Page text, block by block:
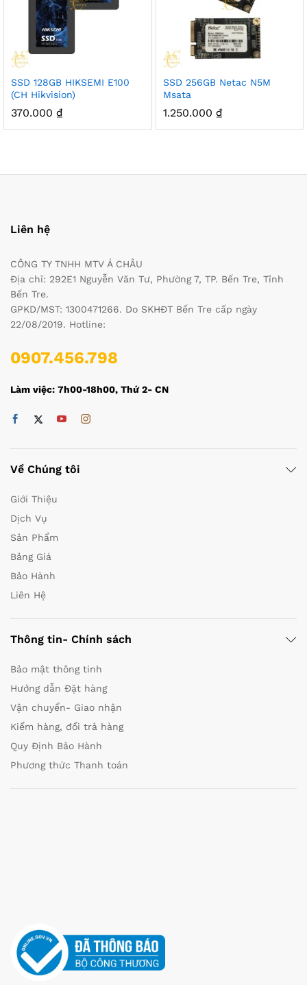
SSD 128GB HIKSEMI E100
(CH Hikvision)
370.000 ₫
SSD 256GB Netac N5M
Msata
1.250.000 ₫
Liên hệ
CÔNG TY TNHH MTV Á CHÂU
Địa chỉ: 292E1 Nguyễn Văn Tư, Phường 7, TP. Bến Tre, Tỉnh
Bến Tre.
GPKD/MST: 1300471266. Do SKHĐT Bến Tre cấp ngày
22/08/2019. Hotline:
0907.456.798
Làm việc: 7h00-18h00, Thứ 2- CN
Về Chúng tôi
Giới Thiệu
Dịch Vụ
Sản Phẩm
Bảng Giá
Bảo Hành
Liên Hệ
Thông tin- Chính sách
Bảo mật thông tinh
Hướng dẫn Đặt hàng
Vận chuyển- Giao nhận
Kiểm hàng, đổi trả hàng
Quy Định Bảo Hành
Phương thức Thanh toán